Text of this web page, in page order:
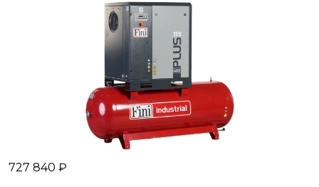
727 840 ₽